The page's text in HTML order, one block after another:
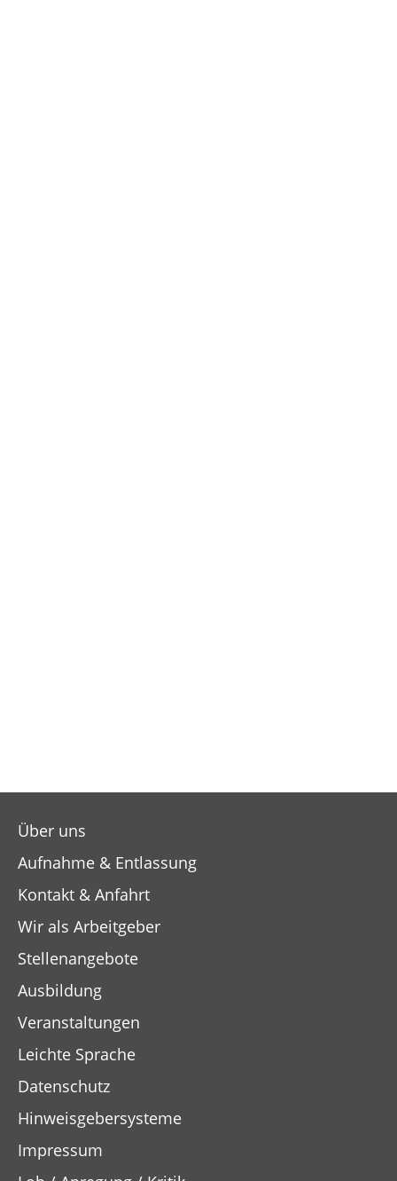
Über uns
Aufnahme & Entlassung
Kontakt & Anfahrt
Wir als Arbeitgeber
Stellenangebote
Ausbildung
Veranstaltungen
Leichte Sprache
Datenschutz
Hinweisgebersysteme
Impressum